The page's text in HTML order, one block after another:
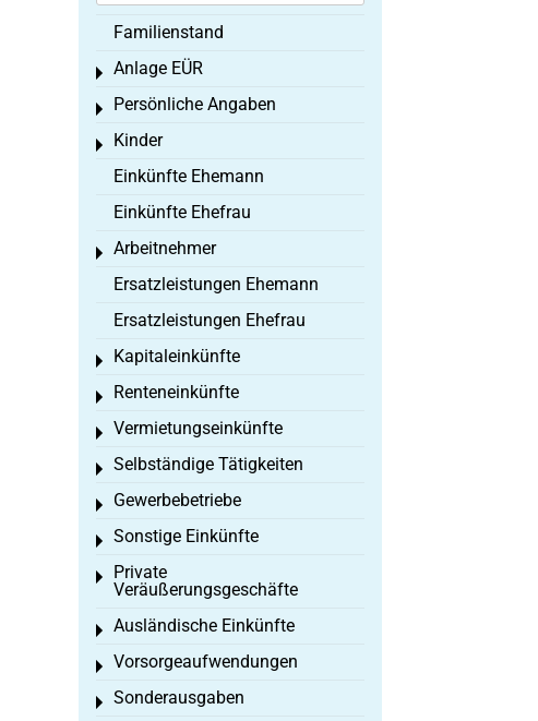
Familienstand
Anlage EÜR
Toggle menu
Persönliche Angaben
Toggle menu
Kinder
Toggle menu
Einkünfte Ehemann
Einkünfte Ehefrau
Arbeitnehmer
Toggle menu
Ersatzleistungen Ehemann
Ersatzleistungen Ehefrau
Kapitaleinkünfte
Toggle menu
Renteneinkünfte
Toggle menu
Vermietungseinkünfte
Toggle menu
Selbständige Tätigkeiten
Toggle menu
Gewerbebetriebe
Toggle menu
Sonstige Einkünfte
Toggle menu
Private
Veräußerungsgeschäfte
Toggle menu
Ausländische Einkünfte
Toggle menu
Vorsorgeaufwendungen
Toggle menu
Sonderausgaben
Toggle menu